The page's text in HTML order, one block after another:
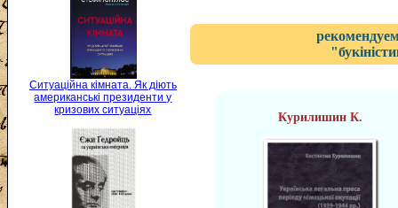
Ситуаційна кімната. Як діють
американські президенти у
кризових ситуаціях
Курилишин К.